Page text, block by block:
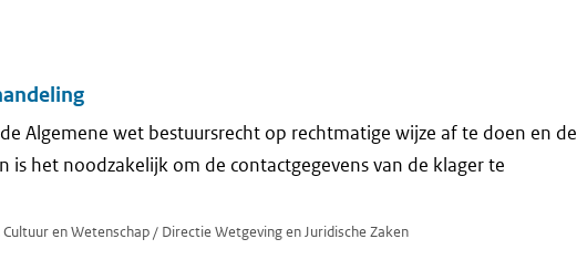
Algemene wet bestuursrecht op rechtmatige wijze af te doen en de
het noodzakelijk om de contactgegevens van de klager te
en Wetenschap / Directie Wetgeving en Juridische Zaken